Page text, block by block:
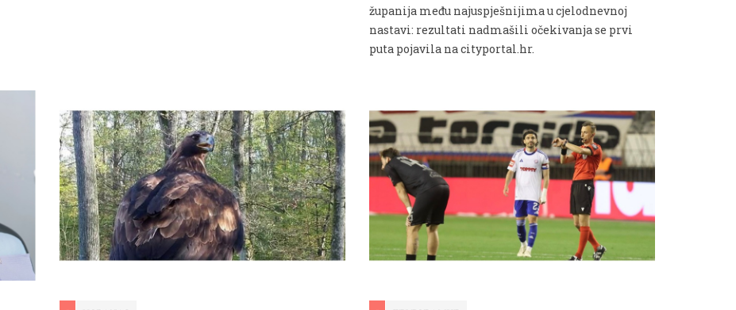
županija među najuspješnijima u cjelodnevnoj
nastavi: rezultati nadmašili očekivanja se prvi
puta pojavila na cityportal.hr.